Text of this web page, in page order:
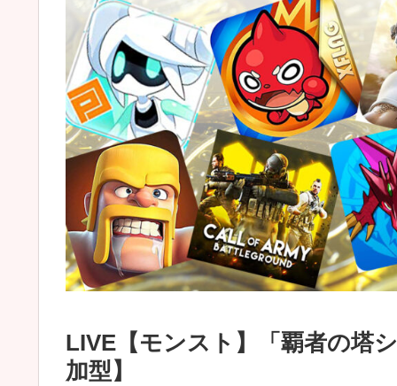
LIVE【モンスト】「覇者の塔
加型】